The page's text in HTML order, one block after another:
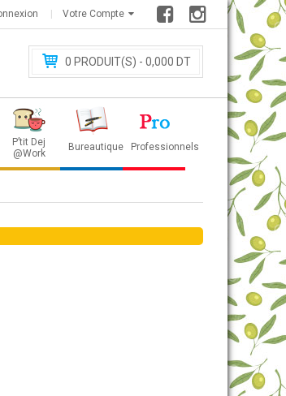
Votre Compte
0 PRODUIT(S) - 0,000 DT
P’tit Dej
@Work
Bureautique Professionnels